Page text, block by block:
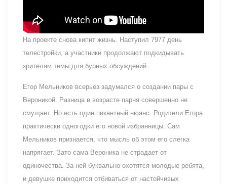
На проекте снова кипит жизнь. Наступил 7977 день
телестройки, а участники продолжают подкидывать
зрителям темы для бурных обсуждений.
Егор Мельников всерьез задумался о создании пары с
Вероникой. Разница в возрасте парня совершенно не
смущает. Но есть один пикантный нюанс. Родители Егора
практически одногодки его новой избранницы. Сам
Мельников признается, что мысль об этом его слегка
напрягает. Зато сама Вероника не страдает от
одиночества. За ней буквально охотятся молодые ребята,
и девушке приходится отбиваться от настойчивых